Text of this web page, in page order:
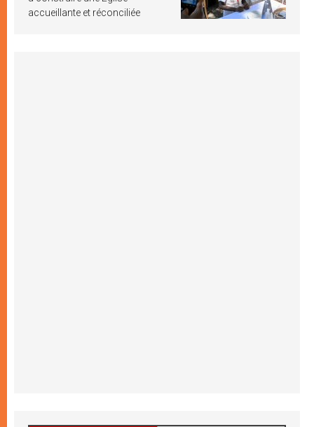
accueillante et réconciliée